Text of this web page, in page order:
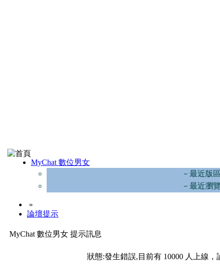
MyChat 數位男女
－最近版
－最近瀏
»
論壇提示
MyChat 數位男女 提示訊息
狀態:發生錯誤,目前有 10000 人上線